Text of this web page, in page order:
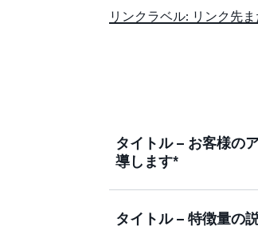
リンクラベル: リンク先
タイトル – お客様の
導します*
[本文: 役職について説
タイトル – 特徴量の